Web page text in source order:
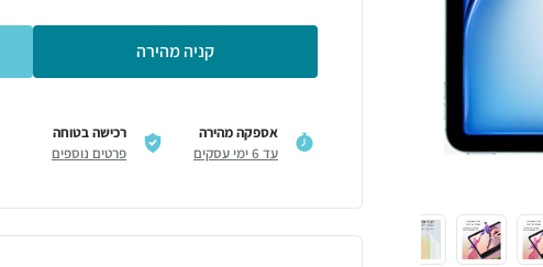
קניה מהירה
אספקה מהירה
עד 6 ימי עסקים
רכישה בטוחה
פרטים נוספים